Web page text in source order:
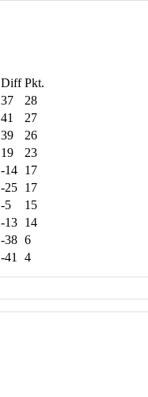
Diff Pkt.
37
28
41
27
39
26
19
23
-14 17
-25 17
-5
15
-13 14
-38 6
-41 4